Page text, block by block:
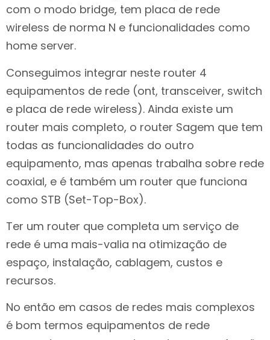
com o modo bridge, tem placa de rede
wireless de norma N e funcionalidades como
home server.
Conseguimos integrar neste router 4
equipamentos de rede (ont, transceiver, switch
e placa de rede wireless). Ainda existe um
router mais completo, o router Sagem que tem
todas as funcionalidades do outro
equipamento, mas apenas trabalha sobre rede
coaxial, e é também um router que funciona
como STB (Set-Top-Box).
Ter um router que completa um serviço de
rede é uma mais-valia na otimização de
espaço, instalação, cablagem, custos e
recursos.
No então em casos de redes mais complexos
é bom termos equipamentos de rede